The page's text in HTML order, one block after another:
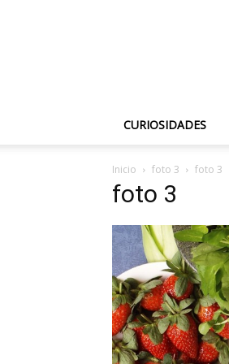
CURIOSIDADES
Inicio foto 3 foto 3
foto 3